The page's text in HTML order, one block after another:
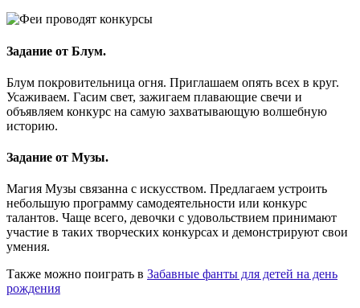
Задание от Блум.
Блум покровительница огня. Приглашаем опять всех в круг.
Усаживаем. Гасим свет, зажигаем плавающие свечи и
объявляем конкурс на самую захватывающую волшебную
историю.
Задание от Музы.
Магия Музы связанна с искусством. Предлагаем устроить
небольшую программу самодеятельности или конкурс
талантов. Чаще всего, девочки с удовольствием принимают
участие в таких творческих конкурсах и демонстрируют свои
умения.
Также можно поиграть в Забавные фанты для детей на день
рождения